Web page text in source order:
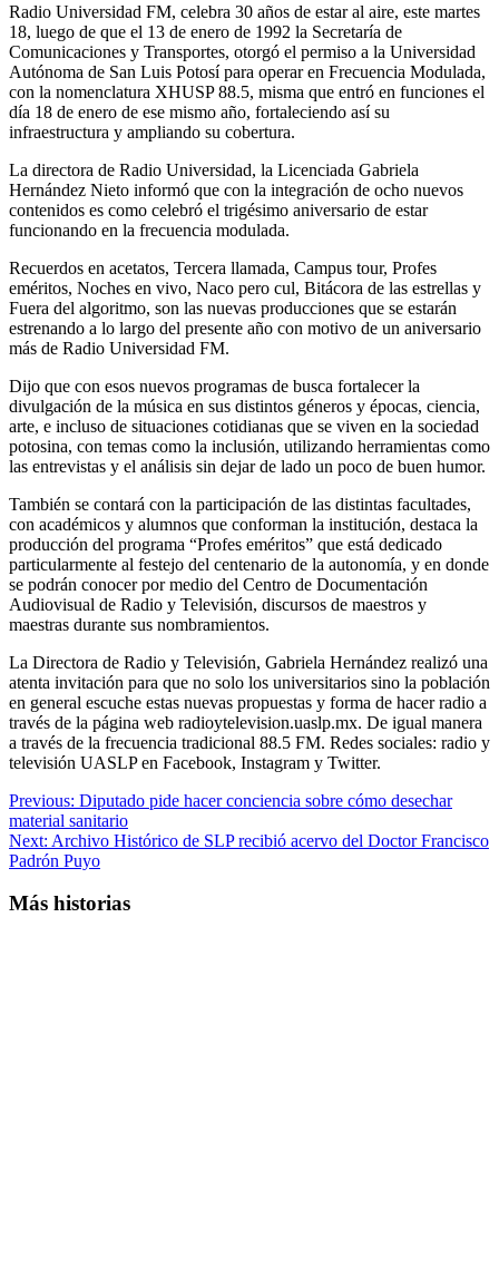
Radio Universidad FM, celebra 30 años de estar al aire, este martes
18, luego de que el 13 de enero de 1992 la Secretaría de
Comunicaciones y Transportes, otorgó el permiso a la Universidad
Autónoma de San Luis Potosí para operar en Frecuencia Modulada,
con la nomenclatura XHUSP 88.5, misma que entró en funciones el
día 18 de enero de ese mismo año, fortaleciendo así su
infraestructura y ampliando su cobertura.
La directora de Radio Universidad, la Licenciada Gabriela
Hernández Nieto informó que con la integración de ocho nuevos
contenidos es como celebró el trigésimo aniversario de estar
funcionando en la frecuencia modulada.
Recuerdos en acetatos, Tercera llamada, Campus tour, Profes
eméritos, Noches en vivo, Naco pero cul, Bitácora de las estrellas y
Fuera del algoritmo, son las nuevas producciones que se estarán
estrenando a lo largo del presente año con motivo de un aniversario
más de Radio Universidad FM.
Dijo que con esos nuevos programas de busca fortalecer la
divulgación de la música en sus distintos géneros y épocas, ciencia,
arte, e incluso de situaciones cotidianas que se viven en la sociedad
potosina, con temas como la inclusión, utilizando herramientas como
las entrevistas y el análisis sin dejar de lado un poco de buen humor.
También se contará con la participación de las distintas facultades,
con académicos y alumnos que conforman la institución, destaca la
producción del programa “Profes eméritos” que está dedicado
particularmente al festejo del centenario de la autonomía, y en donde
se podrán conocer por medio del Centro de Documentación
Audiovisual de Radio y Televisión, discursos de maestros y
maestras durante sus nombramientos.
La Directora de Radio y Televisión, Gabriela Hernández realizó una
atenta invitación para que no solo los universitarios sino la población
en general escuche estas nuevas propuestas y forma de hacer radio a
través de la página web radioytelevision.uaslp.mx. De igual manera
a través de la frecuencia tradicional 88.5 FM. Redes sociales: radio y
televisión UASLP en Facebook, Instagram y Twitter.
Post
navigation
Previous: Diputado pide hacer conciencia sobre cómo desechar
material sanitario
Next: Archivo Histórico de SLP recibió acervo del Doctor Francisco
Padrón Puyo
Más historias